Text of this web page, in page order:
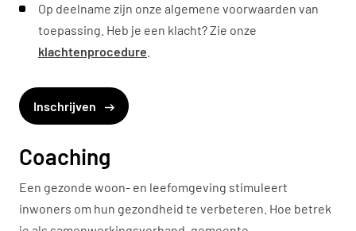
Op deelname zijn onze algemene voorwaarden van
toepassing. Heb je een klacht? Zie onze
klachtenprocedure
Inschrijven
Coaching
Een gezonde woon- en leefomgeving stimuleert
inwoners om hun gezondheid te verbeteren. Hoe betrek